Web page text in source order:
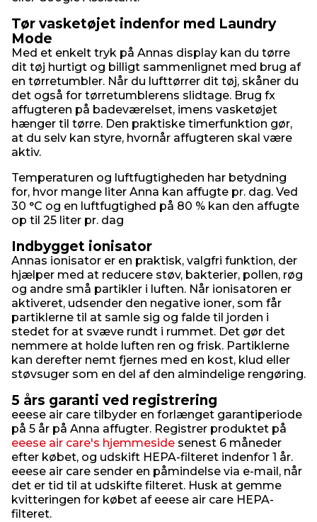
Tør vasketøjet indenfor med Laundry
Mode
Med et enkelt tryk på Annas display kan du tørre
dit tøj hurtigt og billigt sammenlignet med brug af
en tørretumbler. Når du lufttørrer dit tøj, skåner du
det også for tørretumblerens slidtage. Brug fx
affugteren på badeværelset, imens vasketøjet
hænger til tørre. Den praktiske timerfunktion gør,
at du selv kan styre, hvornår affugteren skal være
aktiv.
Temperaturen og luftfugtigheden har betydning
for, hvor mange liter Anna kan affugte pr. dag. Ved
30 °C og en luftfugtighed på 80 % kan den affugte
op til 25 liter pr. dag
Indbygget ionisator
Annas ionisator er en praktisk, valgfri funktion, der
hjælper med at reducere støv, bakterier, pollen, røg
og andre små partikler i luften. Når ionisatoren er
aktiveret, udsender den negative ioner, som får
partiklerne til at samle sig og falde til jorden i
stedet for at svæve rundt i rummet. Det gør det
nemmere at holde luften ren og frisk. Partiklerne
kan derefter nemt fjernes med en kost, klud eller
støvsuger som en del af den almindelige rengøring.
5 års garanti ved registrering
eeese air care tilbyder en forlænget garantiperiode
på 5 år på Anna affugter. Registrer produktet på
eeese air care's hjemmeside senest 6 måneder
efter købet, og udskift HEPA-filteret indenfor 1 år.
eeese air care sender en påmindelse via e-mail, når
det er tid til at udskifte filteret. Husk at gemme
kvitteringen for købet af eeese air care HEPA-
filteret.